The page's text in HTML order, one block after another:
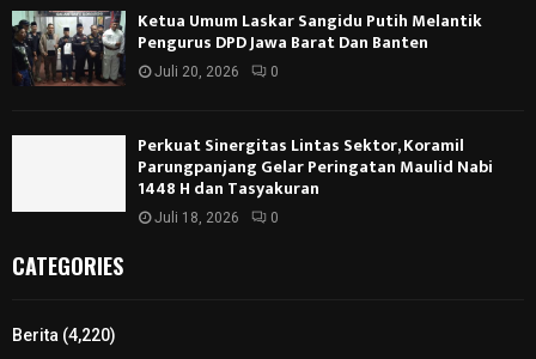
Ketua Umum Laskar Sangidu Putih Melantik
Pengurus DPD Jawa Barat Dan Banten
Juli 20, 2026 0
Perkuat Sinergitas Lintas Sektor, Koramil
Parungpanjang Gelar Peringatan Maulid Nabi
1448 H dan Tasyakuran
Juli 18, 2026 0
CATEGORIES
Berita (4,220)